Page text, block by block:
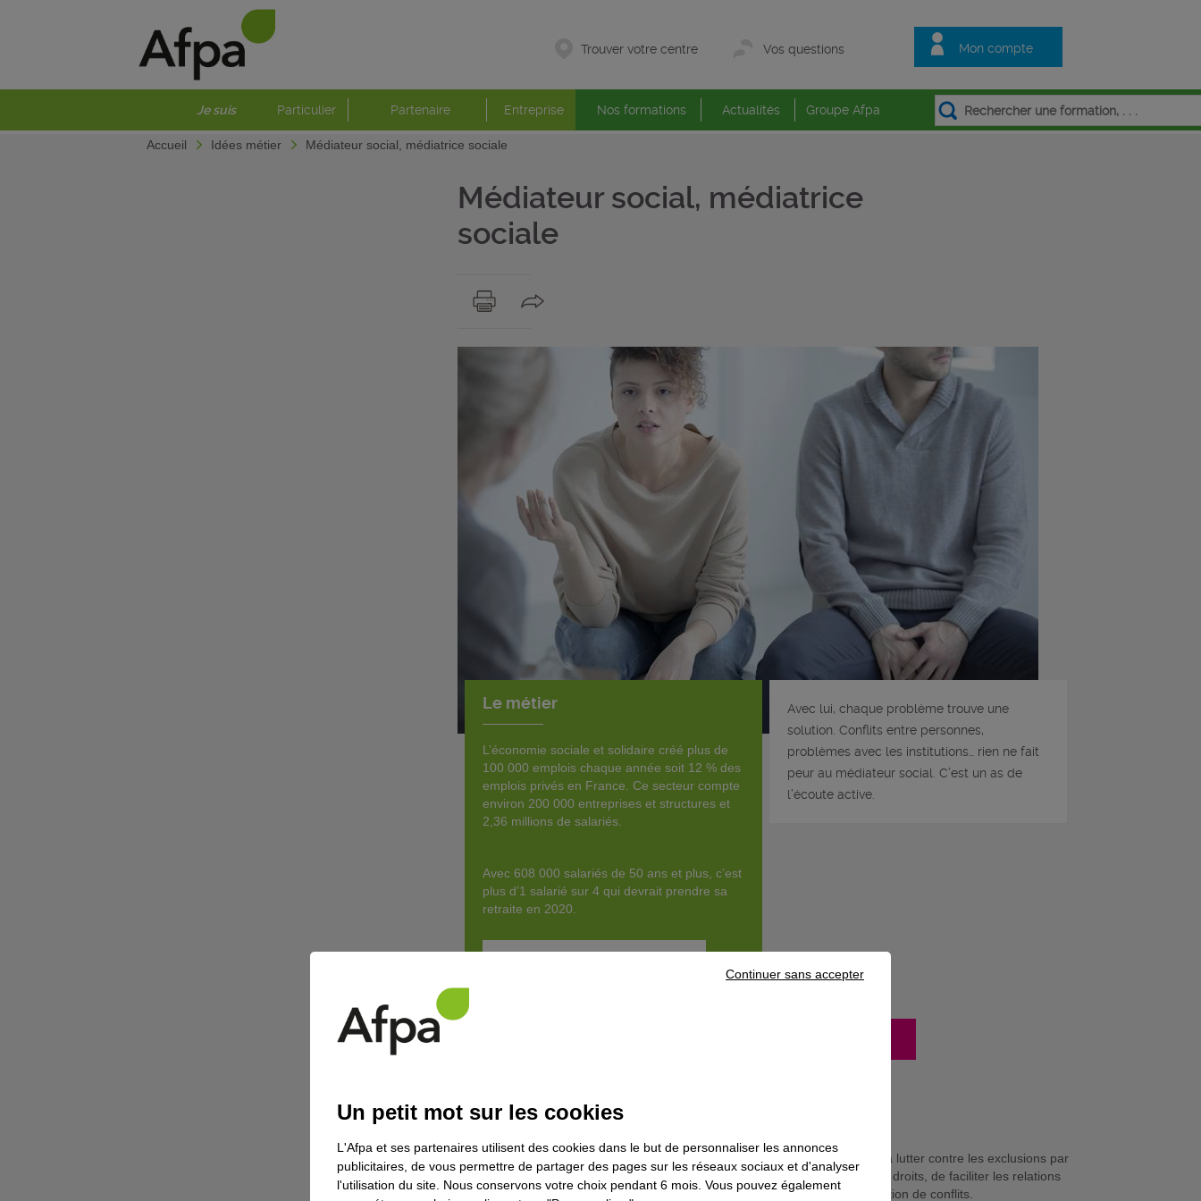
Mon compte
Trouver votre centre Vos questions
Je suis Particulier Partenaire Entreprise Nos formations Actualités Groupe Afpa
Accueil Idées métier Médiateur social, médiatrice sociale
Médiateur social, médiatrice
sociale
Le métier
L’économie sociale et solidaire créé plus de
100 000 emplois chaque année soit 12 % des
emplois privés en France. Ce secteur compte
environ 200 000 entreprises et structures et
2,36 millions de salariés.
Avec 608 000 salariés de 50 ans et plus, c’est
plus d’1 salarié sur 4 qui devrait prendre sa
retraite en 2020.
Avec lui, chaque problème trouve une
solution. Conflits entre personnes,
problèmes avec les institutions… rien ne fait
peur au médiateur social. C’est un as de
l’écoute active.
Que fait-il concrètement ?
Le/la technicien/ne médiation services contribue à renforcer le lien social et à lutter contre les exclusions par
son activité de médiation. Son rôle est de faciliter l'accès aux services et aux droits, de faciliter les relations
entre les personnes et les institutions et d'aider à la prévention et à la résolution de conflits.
Un petit mot sur les cookies
L'Afpa et ses partenaires utilisent des cookies dans le but de personnaliser les annonces
publicitaires, de vous permettre de partager des pages sur les réseaux sociaux et d'analyser
l'utilisation du site. Nous conservons votre choix pendant 6 mois. Vous pouvez également
Continuer sans accepter